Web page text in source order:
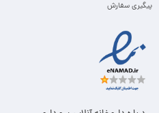
پیگیری سفارش